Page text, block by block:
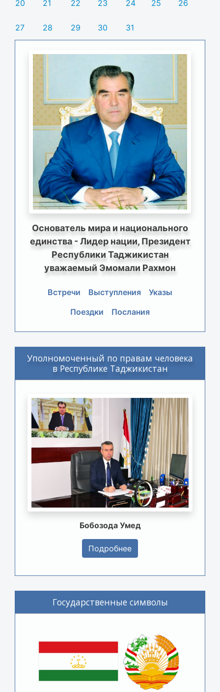
20 21 22 23 24 25 26
27 28 29 30 31
Основатель мира и национального
единства - Лидер нации, Президент
Республики Таджикистан
уважаемый Эмомали Рахмон
Встречи Выступления
Указы
Поездки
Послания
Уполномоченный по правам человека
в Республике Таджикистан
Бобозода Умед
Подробнее
Государственные символы